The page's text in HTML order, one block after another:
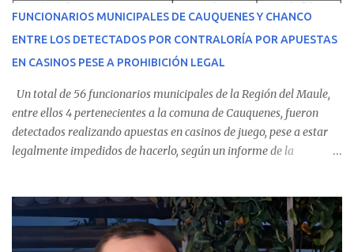
recibir atención especializada en el centro de destino. Apenas se
conoció la gravedad de su condición, sus padres —residentes en
Villarrica— se trasladaron a Cauquenes con la esperanza de una
evolución favorable. No obstante, alrededo...
FUNCIONARIOS MUNICIPALES DE CAUQUENES Y CHANCO
ENTRE LOS DETECTADOS POR CONTRALORÍA POR APUESTAS
EN CASINOS PESE A PROHIBICIÓN LEGAL
Un total de 56 funcionarios municipales de la Región del Maule,
entre ellos 4 pertenecientes a la comuna de Cauquenes, fueron
detectados realizando apuestas en casinos de juego, pese a estar
legalmente impedidos de hacerlo, según un informe de la
estableció que estos funcionarios —quienes administran o
custodian fondos públicos— efectuaron transacciones por un
monto total de $116.075.918 entre enero de 2024 y junio de 2025.